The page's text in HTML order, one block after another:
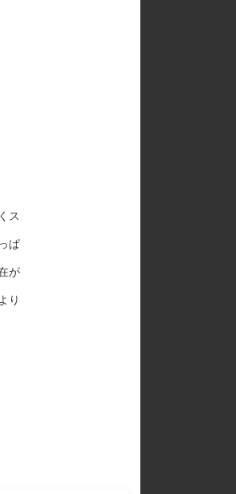
ス
ぱ
が
り